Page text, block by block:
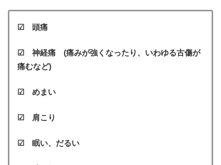
☑ 頭痛
☑ 神経痛
(痛みが強くなったり、いわゆる古傷が
痛むなど)
☑ めまい
☑ 肩こり
☑ 眠い、だるい